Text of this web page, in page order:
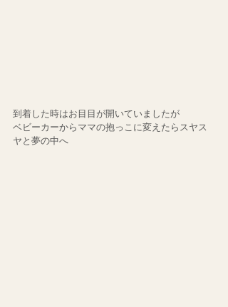
到着した時はお目目が開いていましたが
ベビーカーからママの抱っこに変えたらスヤス
ヤと夢の中へ